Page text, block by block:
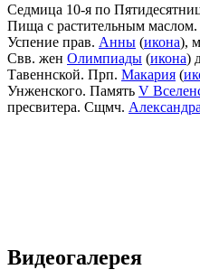
Седмица 10-я по
Пища с растительным маслом.
Успение прав. Анны (икона),
Свв. жен Олимпиады (икона)
Тавеннской. Прп. Макария (
Унженского. Память V
пресвитера. Сщмч. Александра
Видеогалерея